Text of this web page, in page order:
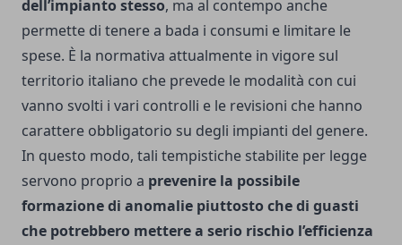
dell’impianto stesso, ma al contempo anche
permette di tenere a bada i consumi e limitare le
spese. È la normativa attualmente in vigore sul
territorio italiano che prevede le modalità con cui
vanno svolti i vari controlli e le revisioni che hanno
carattere obbligatorio su degli impianti del genere.
In questo modo, tali tempistiche stabilite per legge
servono proprio a prevenire la possibile
formazione di anomalie piuttosto che di guasti
che potrebbero mettere a serio rischio l’efficienza